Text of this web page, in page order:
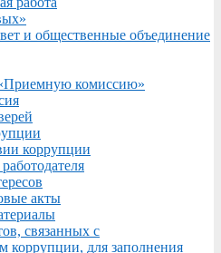
и общественные объединение
комиссию»
коррупции
акты
связанных с
коррупции, для заполнения